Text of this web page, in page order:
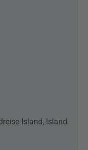
Island, Island